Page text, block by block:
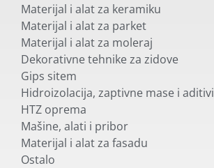
Materijal i alat za keramiku
Materijal i alat za parket
Materijal i alat za moleraj
Dekorativne tehnike za zidove
Gips sitem
Hidroizolacija, zaptivne mase i aditivi
HTZ oprema
Mašine, alati i pribor
Materijal i alat za fasadu
Ostalo